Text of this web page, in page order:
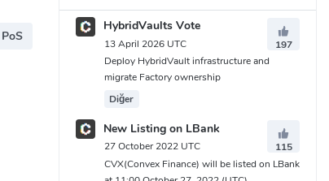
PoS
HybridVaults Vote
13 April 2026 UTC
197
Deploy HybridVault infrastructure and
migrate Factory ownership
Diğer
New Listing on LBank
27 October 2022 UTC
115
CVX(Convex Finance) will be listed on LBank